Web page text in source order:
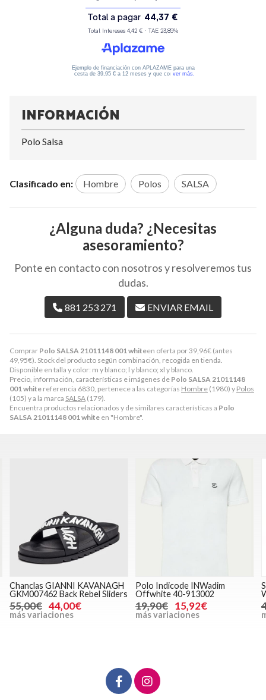
Comprar Polo SALSA 21011148 001 whiteen oferta por39,96€ (antes
49,95€). Stock del producto según combinación, recogida en tienda.
Disponible en talla y color: m y blanco; l y blanco; xl y blanco.
Precio, información, características e imágenes de Polo SALSA 21011148
001 white referencia 6830, pertenece a las categorías Hombre (1980) y Polos
(105) y a la marca SALSA (179).
Encuentra productos relacionados y de similares características a Polo
SALSA 21011148 001 white en "Hombre".
INFORMACIÓN
Polo Salsa
Clasificado en: Hombre Polos SALSA
¿Alguna duda? ¿Necesitas
asesoramiento?
Ponte en contacto con nosotros y resolveremos tus
dudas.
881 253 271 ENVIAR EMAIL
Chanclas GIANNI KAVANAGH
GKM007462 Back Rebel Sliders
55,00€ 44,00€
más variaciones
Polo Indicode INWadim
Offwhite 40-913002
19,90€ 15,92€
más variaciones